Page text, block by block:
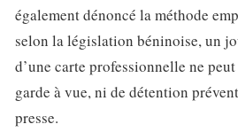
également dénoncé la méthode
selon la législation béninoise, un
d’une carte professionnelle ne
garde à vue, ni de détention
presse.